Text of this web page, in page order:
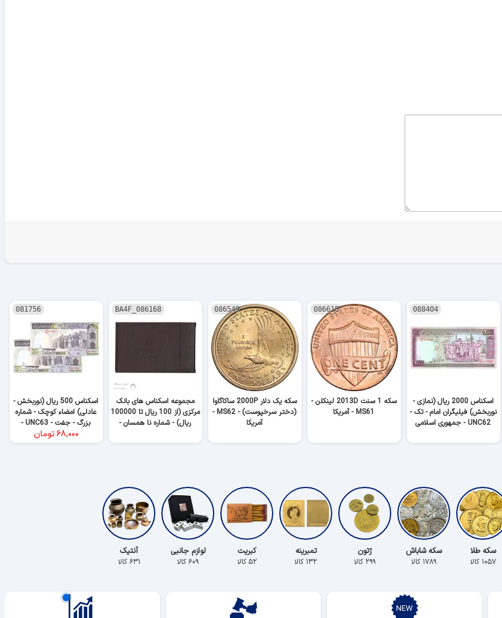
088404
اسکناس 2000 ریال (نمازی -
نوربخش) فیلیگران امام - تک -
UNC62 - جمهوری اسلامی
086615
سکه 1 سنت 2013D لینکلن -
MS61 - آمریکا
086549
سکه یک دلار 2000P ساکاگاوا
(دختر سرخپوست) - MS62 -
آمریکا
086168_BA4F
مجموعه اسکناس های بانک
مرکزی (از 100 ریال تا 100000
ریال) - شماره نا همسان -
081756
اسکناس 500 ریال (نوربخش -
عادلی) امضاء کوچک - شماره
بزرگ - جفت - UNC63 -
جمهوری اسلامی
۶۸,۰۰۰تومان
سکه طلا
۱۰۵۷ کالا
سکه شاباش
۱۷۸۹ کالا
ژتون
۲۹۹ کالا
تمبرینه
۱۳۲ کالا
کبریت
۵۲ کالا
لوازم جانبی
۶۰۹ کالا
آنتیک
۶۳۱ کالا